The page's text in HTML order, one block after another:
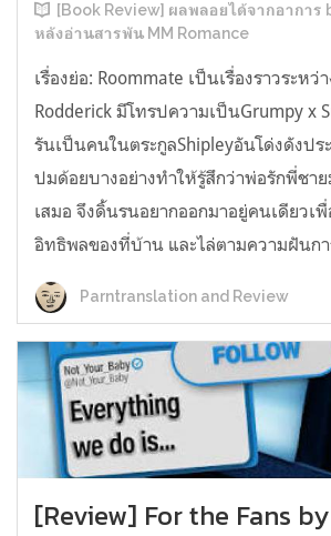
[Book Review] ผลพลอยได้จากอาการ
หลังอ่านสารพัน MM Romance
เรื่องย่อ: Roommate เป็นเรื่องราวระหว่
Rodderick มีโทรปความเป็นGrumpy x
รันเป็นคนในตระกูลShipleyอันโด่งดังปร
ปมด้อยบางอย่างทำให้รู้สึกว่าพ่อรักพี่ชาย
เสมอ จึงดิ้นรนอยากออกมาอยู่คนเดียวเ
อิทธิพลของที่บ้าน และไล่ตามความฝันก
Parntranslation and Review
[Review] For the Fans